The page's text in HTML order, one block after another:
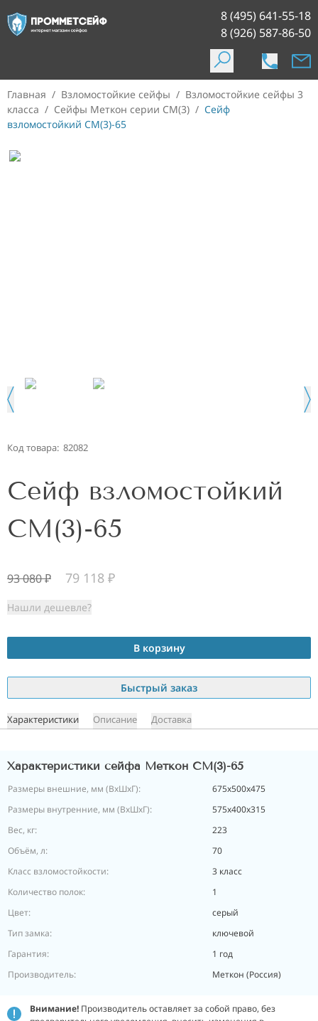
8 (495) 641-55-18
8 (926) 587-86-50
Главная / Взломостойкие сейфы / Взломостойкие сейфы 3
класса / Сейфы Меткон серии СМ(3) / Сейф
взломостойкий СМ(3)-65
Код товара: 82082
Сейф взломостойкий
СМ(3)-65
93 080₽ 79 118 ₽
Нашли дешевле?
В корзину
Быстрый заказ
Характеристики Описание Доставка
Характеристики сейфа Меткон СМ(3)-65
Размеры внешние, мм (ВхШхГ):
675x500x475
Размеры внутренние, мм (ВхШхГ):
575x400x315
Вес, кг:
223
Объём, л:
70
Класс взломостойкости:
3 класс
Количество полок:
1
Цвет:
серый
Тип замка:
ключевой
Гарантия:
1 год
Производитель:
Меткон (Россия)
Внимание! Производитель оставляет за собой право, без